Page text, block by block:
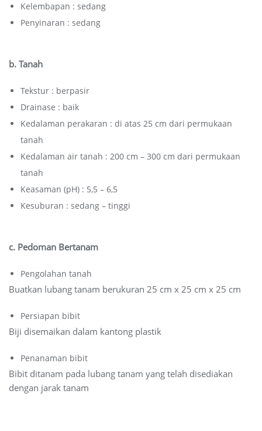
Kelembapan : sedang
Penyinaran : sedang
b. Tanah
Tekstur : berpasir
Drainase : baik
Kedalaman perakaran : di atas 25 cm dari permukaan
tanah
Kedalaman air tanah : 200 cm – 300 cm dari permukaan
tanah
Keasaman (pH) : 5,5 – 6,5
Kesuburan : sedang – tinggi
c. Pedoman Bertanam
Pengolahan tanah
Buatkan lubang tanam berukuran 25 cm x 25 cm x 25 cm
Persiapan bibit
Biji disemaikan dalam kantong plastik
Penanaman bibit
Bibit ditanam pada lubang tanam yang telah disediakan
dengan jarak tanam